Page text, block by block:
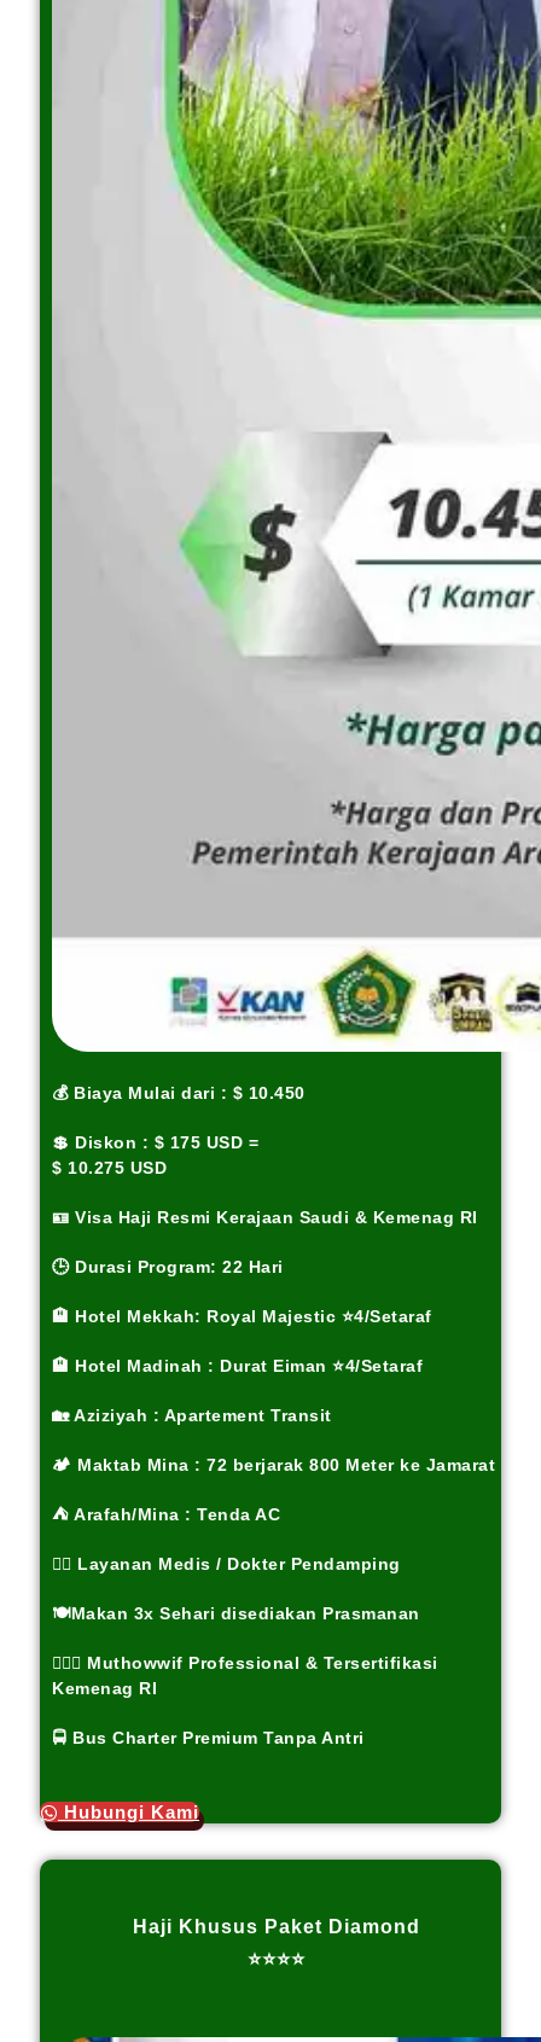
💰 Biaya Mulai dari : $ 10.450
💲 Diskon : $ 175 USD =
$ 10.275 USD
🪪 Visa Haji Resmi Kerajaan Saudi & Kemenag RI
🕒 Durasi Program: 22 Hari
🏨 Hotel Mekkah: Royal Majestic ⭐4/Setaraf
🏨 Hotel Madinah : Durat Eiman ⭐4/Setaraf
🏡 Aziziyah : Apartement Transit
🏕️ Maktab Mina : 72 berjarak 800 Meter ke Jamarat
⛺ Arafah/Mina : Tenda AC
👨‍⚕ Layanan Medis / Dokter Pendamping
🍽️Makan 3x Sehari disediakan Prasmanan
👮🏼‍♂️ Muthowwif Professional & Tersertifikasi
Kemenag RI
🚍 Bus Charter Premium Tanpa Antri
Hubungi Kami
Haji Khusus Paket Diamond
⭐⭐⭐⭐